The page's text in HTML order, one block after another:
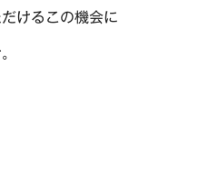
けるこの機会に